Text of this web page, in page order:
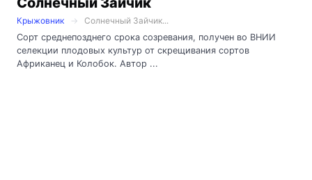
Крыжовник
Солнечный Зайчик...
Сорт среднепозднего срока созревания, получен во ВНИИ
селекции плодовых культур от скрещивания сортов
Африканец и Колобок. Автор ...